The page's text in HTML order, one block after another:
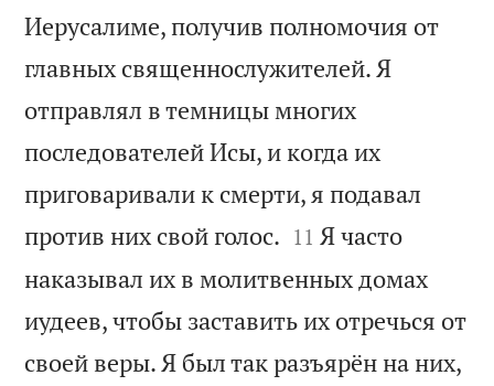
Иерусалиме, получив полномочия от
главных священнослужителей. Я
отправлял в темницы многих
последователей Исы, и когда их
приговаривали к смерти, я подавал
против них свой голос. 

11 Я часто
наказывал их в молитвенных домах
иудеев, чтобы заставить их отречься от
своей веры. Я был так разъярён на них,